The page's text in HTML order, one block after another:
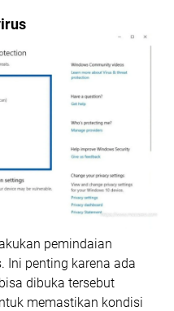
pemindaian
Ini penting karena ada
dibuka tersebut
memastikan kondisi